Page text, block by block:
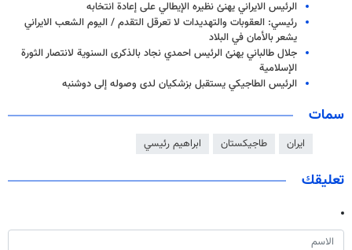
الرئيس الايراني يهنئ نظیره الإيطالي على إعادة انتخابه
رئيسي: العقوبات والتهديدات لا تعرقل التقدم / اليوم الشعب الايراني
يشعر بالأمان في البلاد
جلال طالباني يهنئ الرئيس احمدي نجاد بالذكرى السنوية لانتصار الثورة
الإسلامية
الرئيس الطاجيكي يستقبل بزشكيان لدى وصوله إلى دوشنبه
سمات
ايران طاجيكستان ابراهيم رئيسي
تعليقك